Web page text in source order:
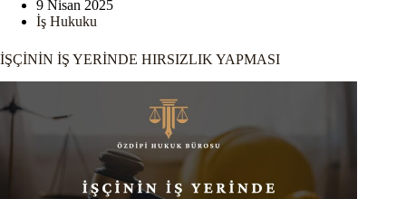
9 Nisan 2025
İş Hukuku
İŞÇİNİN İŞ YERİNDE HIRSIZLIK YAPMASI